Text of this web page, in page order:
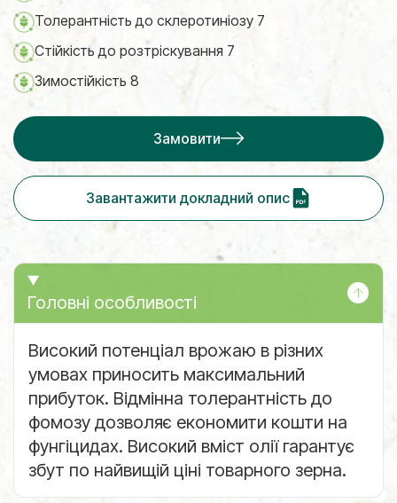
Толерантність до склеротиніозу 7
Стійкість до розтріскування 7
Зимостійкість 8
Замовити
Завантажити докладний опис
Головні особливості
Високий потенціал врожаю в різних
умовах приносить максимальний
прибуток. Відмінна толерантність до
фомозу дозволяє економити кошти на
фунгіцидах. Високий вміст олії гарантує
збут по найвищій ціні товарного зерна.